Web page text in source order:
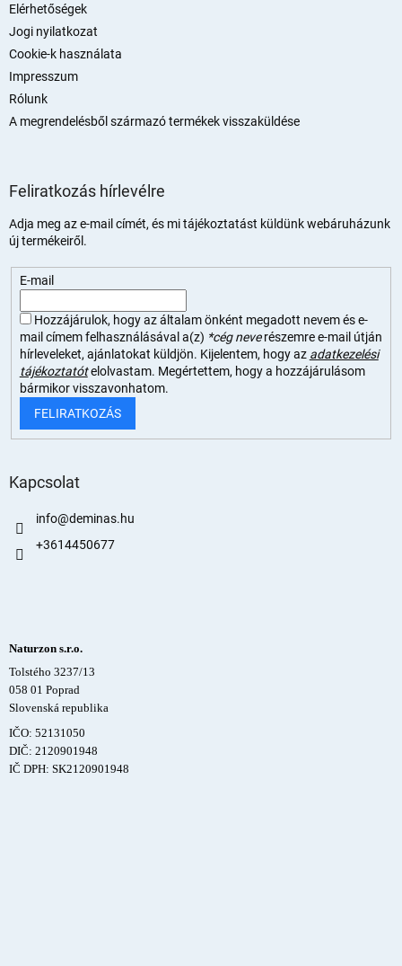
Elérhetőségek
Jogi nyilatkozat
Cookie-k használata
Impresszum
Rólunk
A megrendelésből származó termékek visszaküldése
Feliratkozás hírlevélre
Adja meg az e-mail címét, és mi tájékoztatást küldünk webáruházunk
új termékeiről.
E-mail
Hozzájárulok, hogy az általam önként megadott nevem és e-
mail címem felhasználásával a(z) *cég neverészemre e-mail útján
hírleveleket, ajánlatokat küldjön. Kijelentem, hogy az adatkezelési
tájékoztatót elolvastam. Megértettem, hogy a hozzájárulásom
bármikor visszavonhatom.
FELIRATKOZÁS
Kapcsolat
info@deminas.hu
+3614450677
Naturzon s.r.o.
Tolstého 3237/13
058 01 Poprad
Slovenská republika
IČO: 52131050
DIČ: 2120901948
IČ DPH: SK2120901948